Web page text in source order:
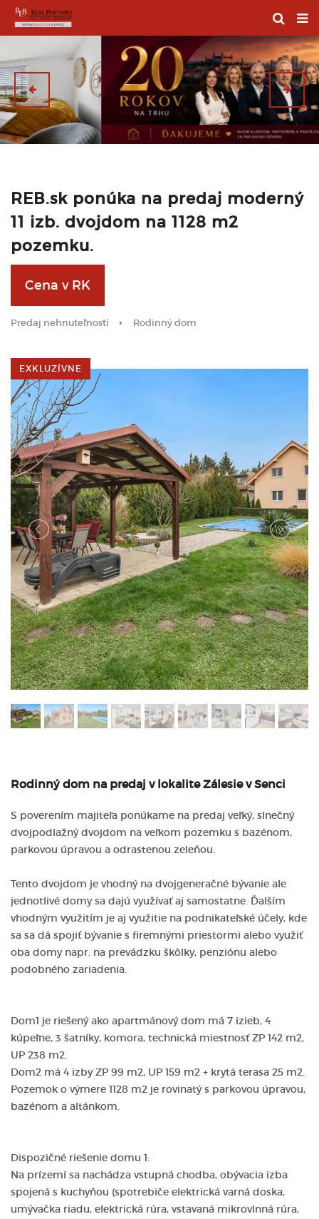
REB.sk ponúka na predaj moderný
11 izb. dvojdom na 1128 m2
pozemku.
Cena v RK
Predaj nehnuteľností Rodinný dom
EXKLUZÍVNE
Rodinný dom na predaj v lokalite Zálesie v Senci
S poverením majiteľa ponúkame na predaj veľký, slnečný
dvojpodlažný dvojdom na veľkom pozemku s bazénom,
parkovou úpravou a odrastenou zeleňou.
Tento dvojdom je vhodný na dvojgeneračné bývanie ale
jednotlivé domy sa dajú využívať aj samostatne. Ďalším
vhodným využitím je aj využitie na podnikateľské účely, kde
sa sa dá spojiť bývanie s firemnými priestormi alebo využiť
oba domy napr. na prevádzku škôlky, penziónu alebo
podobného zariadenia.
Dom1 je riešený ako apartmánový dom má 7 izieb, 4
kúpeľne, 3 šatníky, komora, technická miestnosť ZP 142 m2,
UP 238 m2.
Dom2 má 4 izby ZP 99 m2, UP 159 m2 + krytá terasa 25 m2.
Pozemok o výmere 1128 m2 je rovinatý s parkovou úpravou,
bazénom a altánkom.
Dispozičné riešenie domu 1:
Na prízemí sa nachádza vstupná chodba, obývacia izba
spojená s kuchyňou (spotrebiče elektrická varná doska,
umývačka riadu, elektrická rúra, vstavaná mikrovlnná rúra,